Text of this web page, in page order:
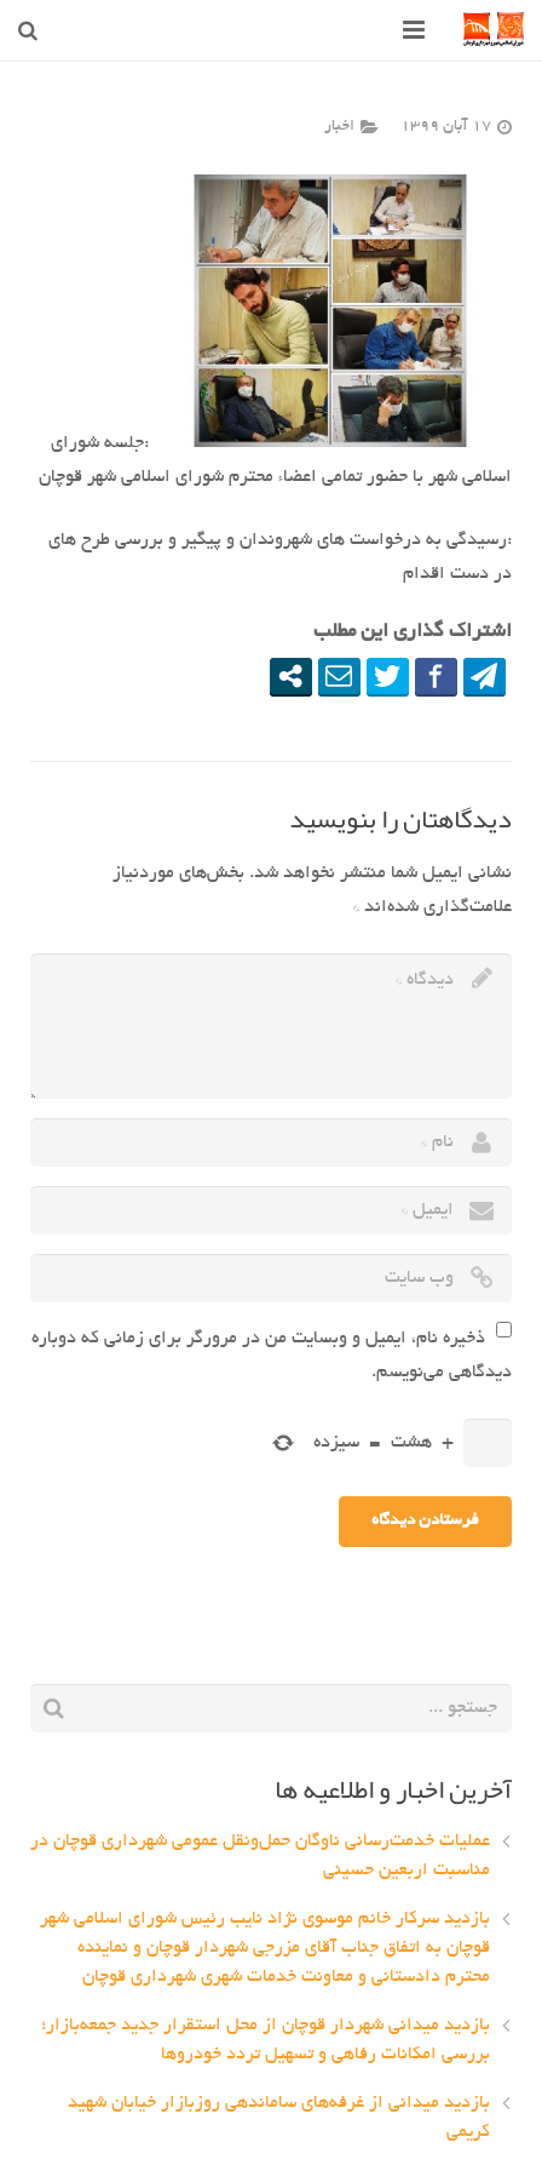
شورای اسلامی شهر قوچان
ارتباط با ما
17 آبان 1399 اخبار
:جلسه شورای
اسلامی شهر با حضور تمامی اعضاء محترم شورای اسلامی شهر قوچان
:رسیدگی به درخواست های شهروندان و پیگیر و بررسی طرح های
در دست اقدام
اشتراک گذاری این مطلب
دیدگاهتان را بنویسید
نشانی ایمیل شما منتشر نخواهد شد. بخش‌های موردنیاز
علامت‌گذاری شده‌اند *
ذخیره نام، ایمیل و وبسایت من در مرورگر برای زمانی که دوباره
دیدگاهی می‌نویسم.
+ هشت = سیزده
آخرین اخبار و اطلاعیه ها
عملیات خدمت‌رسانی ناوگان حمل‌ونقل عمومی شهرداری قوچان در
مناسبت اربعین حسینی
بازدید سرکار خانم موسوی نژاد نایب رئیس شورای اسلامی شهر
قوچان به اتفاق جناب آقای مزرجی شهردار قوچان و نماینده
محترم دادستانی و معاونت خدمات شهری شهرداری قوچان
بازدید میدانی شهردار قوچان از محل استقرار جدید جمعه‌بازار؛
بررسی امکانات رفاهی و تسهیل تردد خودروها
بازدید میدانی از غرفه‌های ساماندهی روزبازار خیابان شهید
کریمی